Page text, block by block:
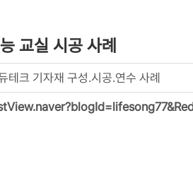
교실 시공 사례
크 기자재 구성.시공.연수 사례